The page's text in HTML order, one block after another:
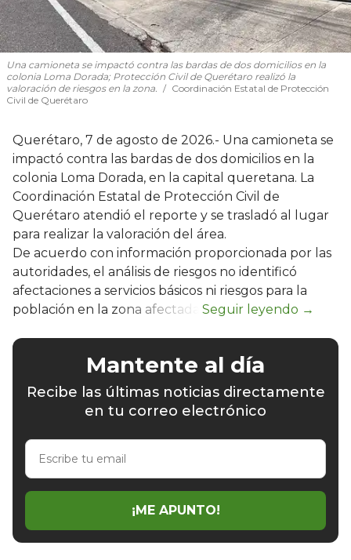
Una camioneta se impactó contra las bardas de dos domicilios en la
colonia Loma Dorada; Protección Civil de Querétaro realizó la
valoración de riesgos en la zona.
Coordinación Estatal de Protección
Civil de Querétaro
Querétaro, 7 de agosto de 2026.- Una camioneta se
impactó contra las bardas de dos domicilios en la
colonia Loma Dorada, en la capital queretana. La
Coordinación Estatal de Protección Civil de
Querétaro atendió el reporte y se trasladó al lugar
para realizar la valoración del área.
De acuerdo con información proporcionada por las
autoridades, el análisis de riesgos no identificó
afectaciones a servicios básicos ni riesgos para la
población en la zona afectada.
Mantente al día
Recibe las últimas noticias directamente
en tu correo electrónico
Escribe
email
¡ME APUNTO!